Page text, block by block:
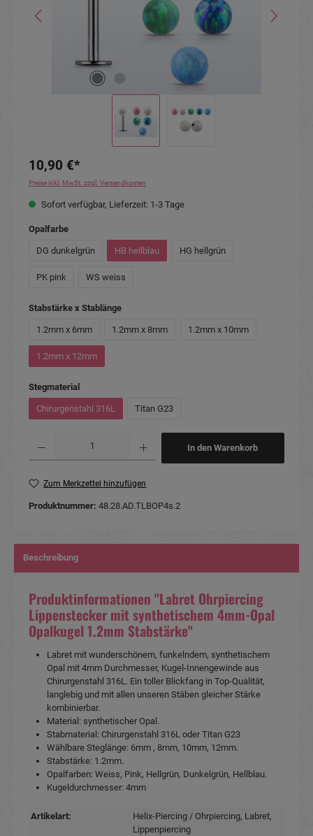
10,90 €*
Preise inkl. MwSt. zzgl. Versandkosten
Sofort verfügbar, Lieferzeit: 1-3 Tage
Opalfarbeauswählen
DG dunkelgrün HB hellblau HG hellgrün
PK pink WS weiss
Stabstärke x Stablängeauswählen
1.2mm x 6mm 1.2mm x 8mm 1.2mm x 10mm
1.2mm x 12mm
Stegmaterialauswählen
Chirurgenstahl 316L Titan G23
In den Warenkorb
Zum Merkzettel hinzufügen
Produktnummer: 48.28.AD.TLBOP4s.2
Beschreibung
Produktinformationen "Labret Ohrpiercing
Lippenstecker mit synthetischem 4mm-Opal
Opalkugel 1.2mm Stabstärke"
Labret mit wunderschönem, funkelndem, synthetischem
Opal mit 4mm Durchmesser, Kugel-Innengewinde aus
Chirurgenstahl 316L. Ein toller Blickfang in Top-Qualität,
langlebig und mit allen unseren Stäben gleicher Stärke
kombinierbar.
Material: synthetischer Opal.
Stabmaterial: Chirurgenstahl 316L oder Titan G23
Wählbare Steglänge: 6mm , 8mm, 10mm, 12mm.
Stabstärke: 1.2mm.
Opalfarben: Weiss, Pink, Hellgrün, Dunkelgrün, Hellblau.
Kugeldurchmesser: 4mm
Artikelart: Helix-Piercing / Ohrpiercing, Labret,
Lippenpiercing